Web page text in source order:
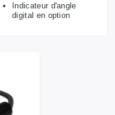
Indicateur d'angle
digital en option